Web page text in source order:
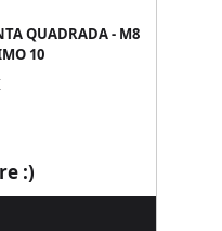
QUADRADA - M8
10
:)